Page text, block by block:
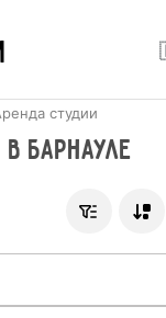
студии
в Барнауле